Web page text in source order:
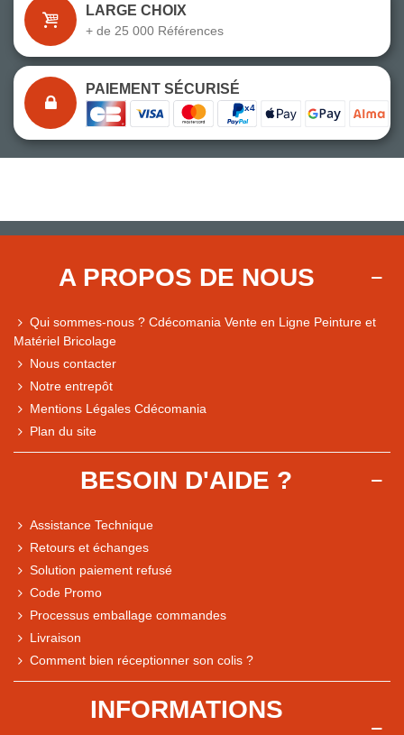
Comparaison des performances du magasin
LARGE CHOIX
+ de 25 000 Références
PAIEMENT SÉCURISÉ
A PROPOS DE NOUS
Qui sommes-nous ? Cdécomania Vente en Ligne Peinture et
Matériel Bricolage
Nous contacter
Notre entrepôt
Mentions Légales Cdécomania
Plan du site
BESOIN D'AIDE ?
Assistance Technique
Retours et échanges
Solution paiement refusé
Code Promo
Processus emballage commandes
Livraison
Comment bien réceptionner son colis ?
INFORMATIONS